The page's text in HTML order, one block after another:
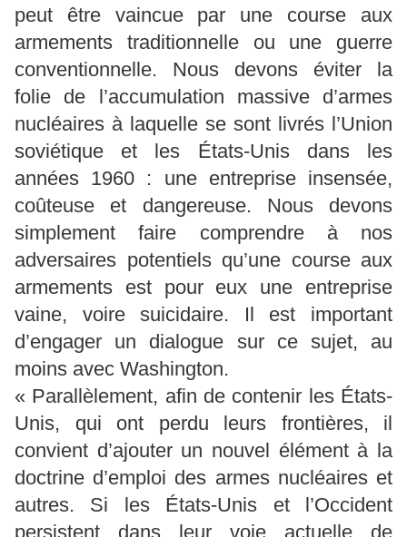
peut être vaincue par une course aux
armements traditionnelle ou une guerre
conventionnelle. Nous devons éviter la
folie de l’accumulation massive d’armes
nucléaires à laquelle se sont livrés l’Union
soviétique et les États-Unis dans les
années 1960 : une entreprise insensée,
coûteuse et dangereuse. Nous devons
simplement faire comprendre à nos
adversaires potentiels qu’une course aux
armements est pour eux une entreprise
vaine, voire suicidaire. Il est important
d’engager un dialogue sur ce sujet, au
moins avec Washington.
« Parallèlement, afin de contenir les États-
Unis, qui ont perdu leurs frontières, il
convient d’ajouter un nouvel élément à la
doctrine d’emploi des armes nucléaires et
autres. Si les États-Unis et l’Occident
persistent dans leur voie actuelle de